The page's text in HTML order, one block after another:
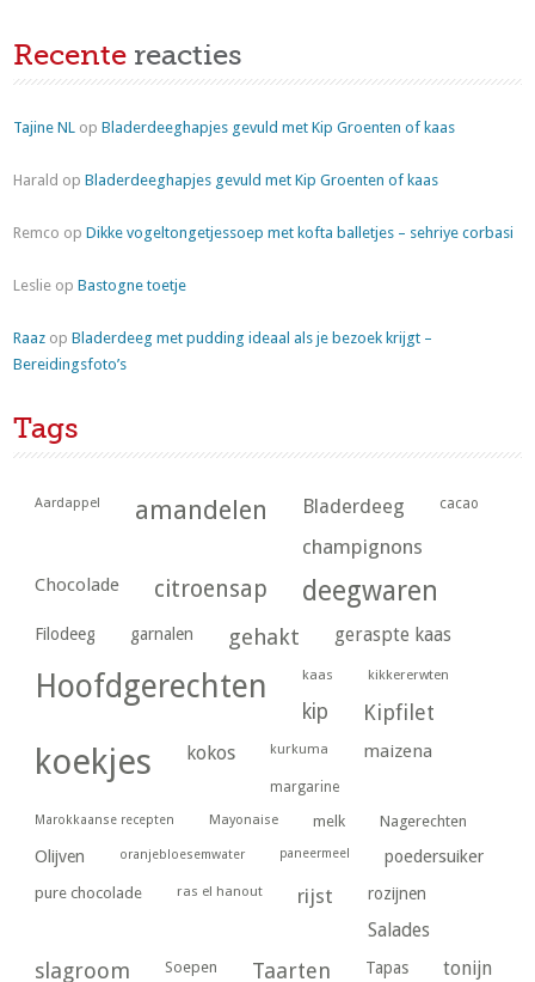
Recente reacties
Tajine NL opBladerdeeghapjes gevuld met Kip Groenten of kaas
Harald opBladerdeeghapjes gevuld met Kip Groenten of kaas
Remco opDikke vogeltongetjessoep met kofta balletjes – sehriye corbasi
Leslie opBastogne toetje
Raaz opBladerdeeg met pudding ideaal als je bezoek krijgt –
Bereidingsfoto’s
Tags
Aardappel amandelen Bladerdeeg cacao
champignons
Chocolade citroensap deegwaren
Filodeeg garnalen gehakt geraspte kaas
Hoofdgerechten kaas kikkererwten
kip Kipfilet
koekjes kokos kurkuma maizena
margarine
Marokkaanse recepten Mayonaise melk Nagerechten
Olijven oranjebloesemwater paneermeel poedersuiker
pure chocolade ras el hanout rijst rozijnen
Salades
slagroom Soepen Taarten Tapas tonijn